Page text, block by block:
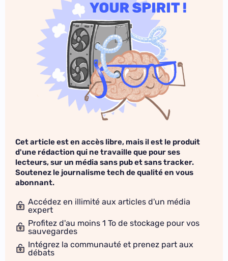
Cet article est en accès libre, mais il est le produit
d'une rédaction qui ne travaille que pour ses
lecteurs, sur un média sans pub et sans tracker.
Soutenez le journalisme tech de qualité en vous
abonnant.
Accédez en illimité aux articles d'un média
expert
Profitez d'au moins 1 To de stockage pour vos
sauvegardes
Intégrez la communauté et prenez part aux
débats